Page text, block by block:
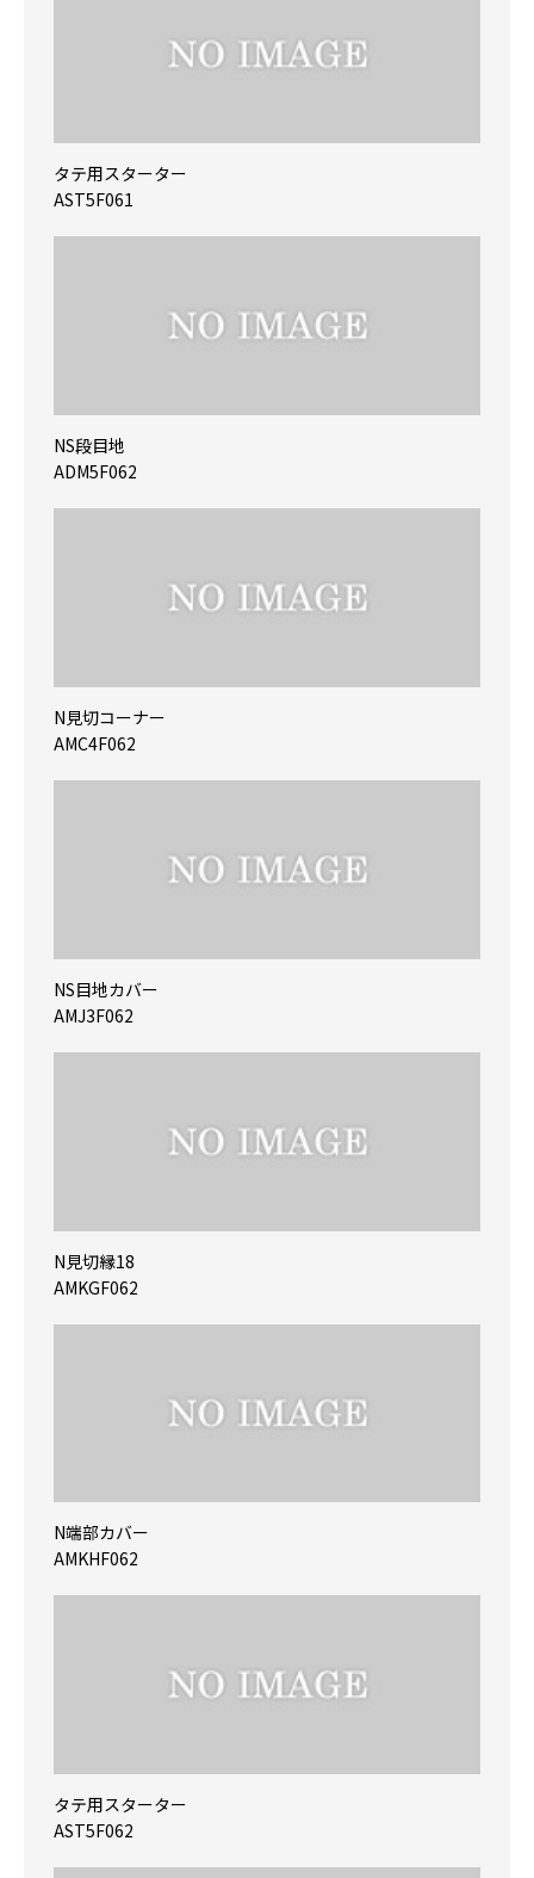
タテ用スターター
AST5F061
NS段目地
ADM5F062
N見切コーナー
AMC4F062
NS目地カバー
AMJ3F062
N見切縁18
AMKGF062
N端部カバー
AMKHF062
タテ用スターター
AST5F062